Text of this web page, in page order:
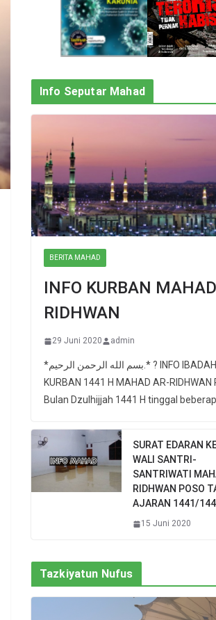
Info Seputar Mahad
BERITA MAHAD
INFO KURBAN
RIDHWAN
29 Juni 2020 admin
*بسم الله الرحمن الرحيم.* ? INFO IBADAH
KURBAN 1441 H MAHAD AR-RIDHWAN
Bulan Dzulhijjah 1441 H tinggal
SURAT EDARAN
WALI SANTRI-
SANTRIWATI
RIDHWAN POSO
AJARAN 1441/
15 Juni 2020
Tazkiyatun Nufus